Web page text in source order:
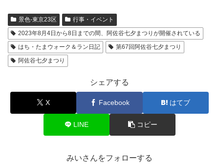
景色-東京23区
行事・イベント
2023年8月4日から8日までの間、阿佐谷七夕まつりが開催されている
はち・たまウォーク＆ラン日記
第67回阿佐谷七夕まつり
阿佐谷七夕まつり
シェアする
X Facebook はてブ
LINE コピー
みいさんをフォローする